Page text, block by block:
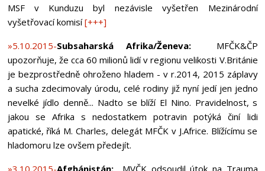
MSF v Kunduzu byl nezávisle vyšetřen Mezinárodní
vyšetřovací komisí[+++]
»5.10.2015-Subsaharská Afrika/Ženeva:
MFČK&ČP
upozorňuje, že cca 60 milionů lidí v regionu velikosti V.Británie
je bezprostředně ohroženo hladem - v r.2014, 2015 záplavy
a sucha zdecimovaly úrodu, celé rodiny již nyní jedí jen jedno
nevelké jídlo denně... Nadto se blíží El Nino. Pravidelnost, s
jakou se Afrika s nedostatkem potravin potýká činí lidi
apatické, říká M. Charles, delegát MFČK v J.Africe. Blížícímu se
hladomoru lze ovšem předejít.
»3.10.2015-Afghánistán:
MVČK odsoudil útok na Trauma